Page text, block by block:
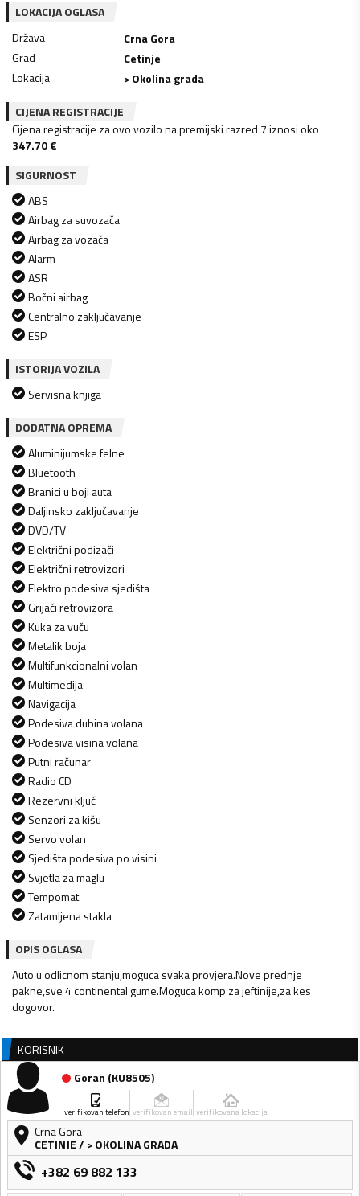
LOKACIJA OGLASA
Država
Crna Gora
Grad
Cetinje
Lokacija
> Okolina grada
CIJENA REGISTRACIJE
Cijena registracije za ovo vozilo na premijski razred 7 iznosi oko
347.70€
SIGURNOST
ABS
Airbag za suvozača
Airbag za vozača
Alarm
ASR
Bočni airbag
Centralno zaključavanje
ESP
ISTORIJA VOZILA
Servisna knjiga
DODATNA OPREMA
Aluminijumske felne
Bluetooth
Branici u boji auta
Daljinsko zaključavanje
DVD/TV
Električni podizači
Električni retrovizori
Elektro podesiva sjedišta
Grijači retrovizora
Kuka za vuču
Metalik boja
Multifunkcionalni volan
Multimedija
Navigacija
Podesiva dubina volana
Podesiva visina volana
Putni računar
Radio CD
Rezervni ključ
Senzori za kišu
Servo volan
Sjedišta podesiva po visini
Svjetla za maglu
Tempomat
Zatamljena stakla
OPIS OGLASA
Auto u odlicnom stanju,moguca svaka provjera.Nove prednje
pakne,sve 4 continental gume.Moguca komp za jeftinije,za kes
dogovor.
KORISNIK
Goran (KU8505)
verifikovan telefon verifikovan email verifikovana lokacija
Crna Gora
CETINJE/ > OKOLINA GRADA
+382 69 882 133